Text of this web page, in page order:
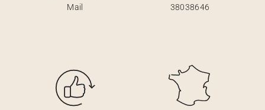
Mail
38038646